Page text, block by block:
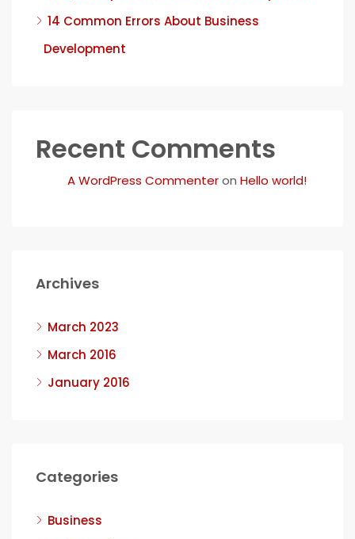
14 Common Errors About Business
Development
Recent Comments
A WordPress Commenteron Hello world!
Archives
March 2023
March 2016
January 2016
Categories
Business